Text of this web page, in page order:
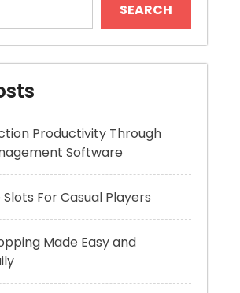
SEARCH
Productivity Through
Software
For Casual Players
Made Easy and